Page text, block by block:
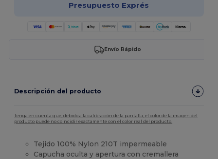
Presupuesto Exprés
Envío Rápido
Descripción del producto
Tenga en cuenta que, debido a la calibración de la pantalla, el color de la imagen del
producto puede no coincidir exactamente con el color real del producto.
Tejido 100% Nylon 210T impermeable
Capucha oculta y apertura con cremallera